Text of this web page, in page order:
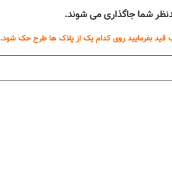
شما جاگذاری می شوند.
بفرمایید روی کدام یک از پلاک ها طرح حک شود.